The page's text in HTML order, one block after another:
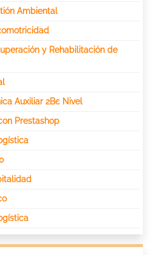
Ambiental
y Rehabilitación de
Auxiliar 2Вє Nivel
Prestashop